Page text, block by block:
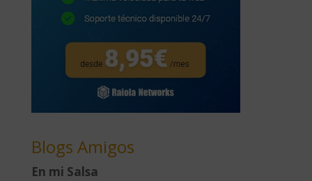
Blogs Amigos
En mi Salsa